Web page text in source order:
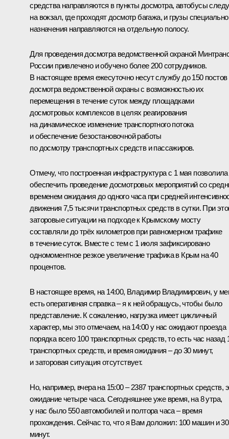
средства направляются в пункты досмотра, автобусы
на вокзал, где проходят досмотр багажа, и грузы
назначения направляются на отдельную полосу.
Для проведения досмотра ведомственной охраной
России привлечено и обучено более 200 сотрудников.
В настоящее время ежесуточно несут службу до 150 постов
досмотра ведомственной охраны с возможностью их
перемещения в течение суток между площадками
досмотровых комплексов в целях реагирования
на динамическое изменение транспортного потока
и обеспечение безостановочной работы
по досмотру транспортных средств и пассажиров.
Отмечу, что построенная инфраструктура с 1 мая позволила
обеспечить проведение досмотровых мероприятий со
временем ожидания до одного часа при средней
движения 7,5 тысячи транспортных средств в сутки. При
заторовые ситуации на подходе к Крымскому мосту
составляли до трёх километров при равномерном трафике
в течение суток. Вместе с тем с 1 июля зафиксировано
одномоментное резкое увеличение трафика в Крым на 40
процентов.
В настоящее время, на 14:00, Владимир Владимирович, у
есть оперативная справка – я к ней обращусь, чтобы было
представление. К сожалению, нагрузка имеет цикличный
характер, мы это отмечаем, на 14:00 у нас ожидают проезда
порядка всего 100 транспортных средств, то есть час назад
транспортных средств, и время ожидания – до 30 минут,
и заторовая ситуация отсутствует.
Но, например, вчера на 15:00 – 2387 транспортных средств,
ожидание четыре часа. Сегодняшнее уже время, на 8 утра,
у нас было 550 автомобилей и полтора часа – время
прохождения. Сейчас то, что я Вам доложил: 100 машин и 30
минут.